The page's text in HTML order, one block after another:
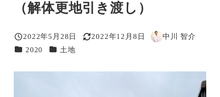
（解体更地引き渡し）
投稿日
2022年5月28日
更新日
2022年12月8日
著
中川 智介
カテゴリー
2020 カテゴリー
土地